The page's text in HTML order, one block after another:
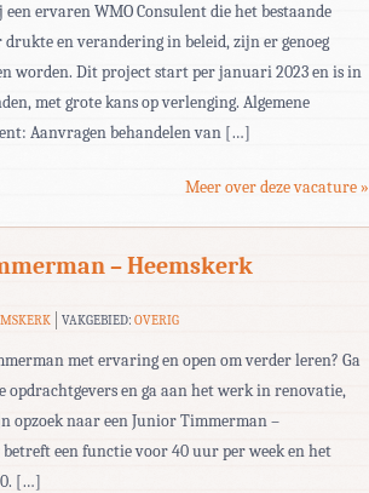
een ervaren WMO Consulent die het bestaande
en verandering in beleid, zijn er genoeg
worden. Dit project start per januari 2023 en is in
met grote kans op verlenging. Algemene
Aanvragen behandelen van […]
Meer over deze vacature »
– Heemskerk
VAKGEBIED:OVERIG
met ervaring en open om verder leren? Ga
opdrachtgevers en ga aan het werk in renovatie,
opzoek naar een Junior Timmerman –
een functie voor 40 uur per week en het
[…]